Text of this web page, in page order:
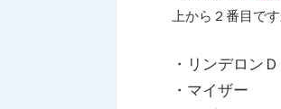
上から２番目で
・リンデロンＤ
・マイザー